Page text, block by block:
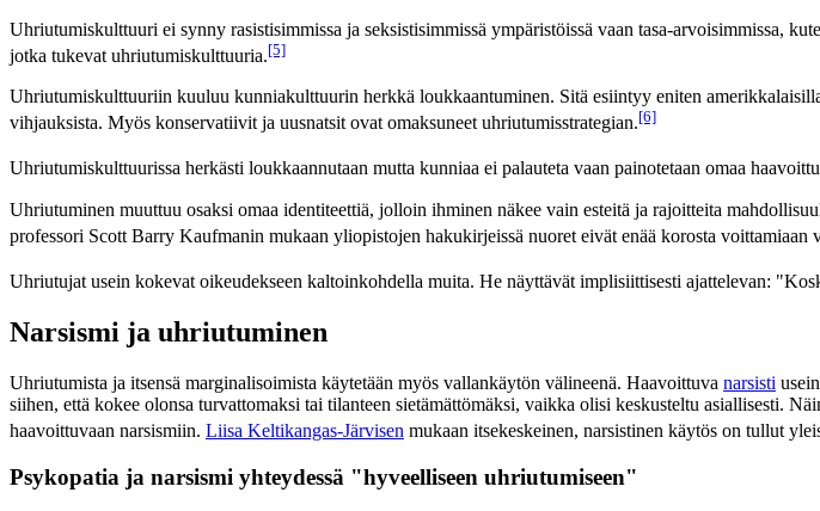
Uhriutumiskulttuuri ei synny rasistisimmissa ja seksistisimmissä ympäristöissä vaan tasa-arvoisimmissa,
jotka tukevat uhriutumiskulttuuria.[5]
Uhriutumiskulttuuriin kuuluu kunniakulttuurin herkkä loukkaantuminen. Sitä esiintyy eniten
vihjauksista. Myös konservatiivit ja uusnatsit ovat omaksuneet uhriutumisstrategian.[6]
Uhriutumiskulttuurissa herkästi loukkaannutaan mutta kunniaa ei palauteta vaan painotetaan omaa
Uhriutuminen muuttuu osaksi omaa identiteettiä, jolloin ihminen näkee vain esteitä ja rajoitteita
professori Scott Barry Kaufmanin mukaan yliopistojen hakukirjeissä nuoret eivät enää korosta voittamiaan
Uhriutujat usein kokevat oikeudekseen kaltoinkohdella muita. He näyttävät implisiittisesti ajattelevan:
Narsismi ja uhriutuminen
Uhriutumista ja itsensä marginalisoimista käytetään myös vallankäytön välineenä. Haavoittuva narsisti
siihen, että kokee olonsa turvattomaksi tai tilanteen sietämättömäksi, vaikka olisi keskusteltu asiallisesti.
haavoittuvaan narsismiin. Liisa Keltikangas-Järvisen mukaan itsekeskeinen, narsistinen käytös on tullut
Psykopatia ja narsismi yhteydessä "hyveelliseen uhriutumiseen"